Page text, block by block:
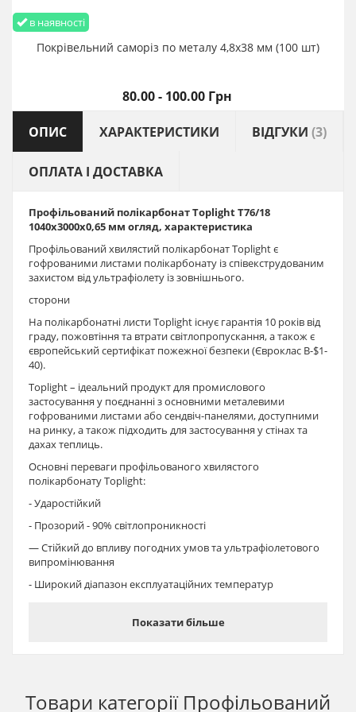
в наявності
Покрівельний саморіз по металу 4,8х38 мм (100 шт)
80.00 - 100.00 Грн
ОПИС ХАРАКТЕРИСТИКИ ВІДГУКИ (3)
ОПЛАТА І ДОСТАВКА
Профільований полікарбонат Toplight T76/18
1040х3000х0,65 мм огляд, характеристика
Профільований хвилястий полікарбонат Toplight є
гофрованими листами полікарбонату із співекструдованим
захистом від ультрафіолету із зовнішнього.
сторони
На полікарбонатні листи Toplight існує гарантія 10 років від
граду, пожовтіння та втрати світлопропускання, а також є
європейський сертифікат пожежної безпеки (Євроклас В-$1-
40).
Toplight – ідеальний продукт для промислового
застосування у поєднанні з основними металевими
гофрованими листами або сендвіч-панелями, доступними
на ринку, а також підходить для застосування у стінах та
дахах теплиць.
Основні переваги профільованого хвилястого
полікарбонату Toplight:
- Ударостійкий
- Прозорий - 90% світлопроникності
— Стійкий до впливу погодних умов та ультрафіолетового
випромінювання
- Широкий діапазон експлуатаційних температур
звичайного інструменту
Показати більше
Товари категорії Профільований